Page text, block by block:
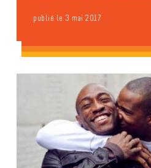
publié le 3 mai 2017